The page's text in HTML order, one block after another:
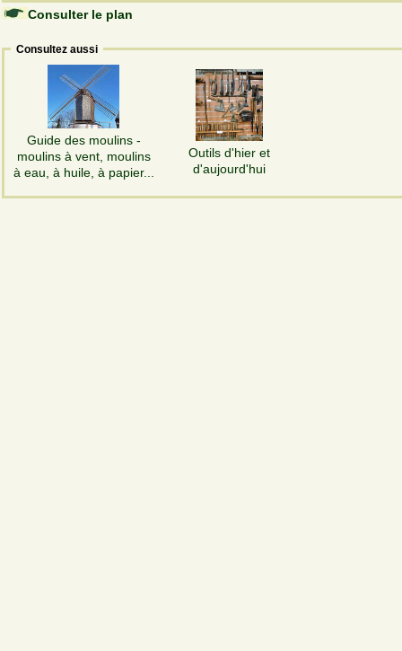
Consulter le plan
Consultez aussi
Guide des moulins -
moulins à vent, moulins
à eau, à huile, à papier...
Outils d'hier et
d'aujourd'hui